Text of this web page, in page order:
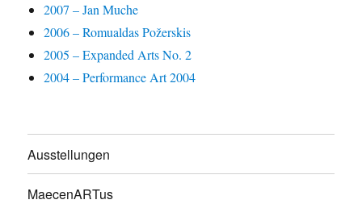
2007 – Jan Muche
2006 – Romualdas Požerskis
2005 – Expanded Arts No. 2
2004 – Performance Art 2004
Ausstellungen
MaecenARTus